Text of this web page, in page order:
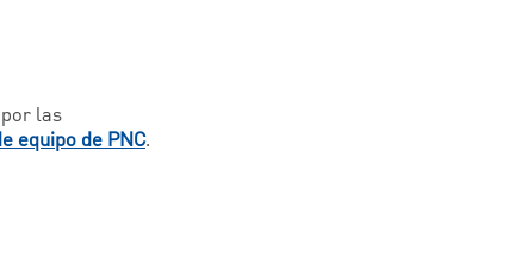
las
equipo de PNC.